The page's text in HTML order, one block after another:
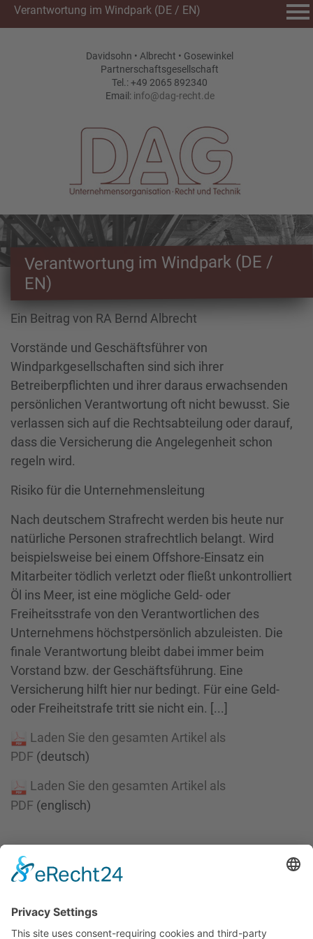
Davidsohn • Albrecht • Gosewinkel
Partnerschaftsgesellschaft
Tel.: +49 2065 892340
Email:
Verantwortung im Windpark (DE /
EN)
Ein Beitrag von RA Bernd Albrecht
Vorstände und Geschäftsführer von
Windparkgesellschaften sind sich ihrer
Betreiberpflichten und ihrer daraus erwachsenden
persönlichen Verantwortung oft nicht bewusst. Sie
verlassen sich auf die Rechtsabteilung oder darauf,
dass die Versicherung die Angelegenheit schon
regeln wird.
Risiko für die Unternehmensleitung
Nach deutschem Strafrecht werden bis heute nur
natürliche Personen strafrechtlich belangt. Wird
beispielsweise bei einem Offshore-Einsatz ein
Mitarbeiter tödlich verletzt oder fließt unkontrolliert
Öl ins Meer, ist eine mögliche Geld- oder
Freiheitsstrafe von den Verantwortlichen des
Unternehmens höchstpersönlich abzuleisten. Die
finale Verantwortung bleibt dabei immer beim
Vorstand bzw. der Geschäftsführung. Eine
Versicherung hilft hier nur bedingt. Für eine Geld-
oder Freiheitstrafe tritt sie nicht ein. [...]
Laden Sie den gesamten Artikel als
PDF (deutsch)
Laden Sie den gesamten Artikel als
PDF (englisch)
Verantwortung im Windpark (DE / EN)